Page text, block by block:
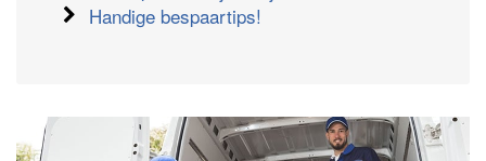
Handige bespaartips!